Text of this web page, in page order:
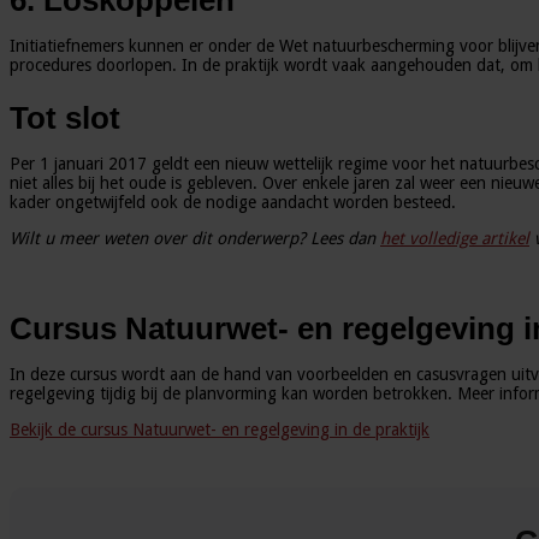
Initiatiefnemers kunnen er onder de Wet natuurbescherming voor
procedures doorlopen. In de praktijk wordt vaak aangehouden dat,
Tot slot
Per 1 januari 2017 geldt een nieuw wettelijk regime voor het
niet alles bij het oude is gebleven. Over enkele jaren zal weer een
kader ongetwijfeld ook de nodige aandacht worden besteed.
Wilt u meer weten over dit onderwerp? Lees dan het volledige artikel
Cursus Natuurwet- en regelgeving
In deze cursus wordt aan de hand van voorbeelden en casusvragen
regelgeving tijdig bij de planvorming kan worden betrokken. Meer
Bekijk de cursus Natuurwet- en regelgeving in de praktijk